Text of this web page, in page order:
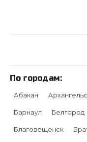
По городам:
Абакан
Барнаул Белгород
Благовещенск